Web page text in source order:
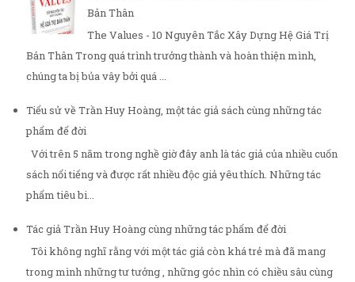
Bản Thân
The Values - 10 Nguyên Tắc Xây Dựng Hệ Giá Trị
Bản Thân Trong quá trình trưởng thành và hoàn thiện mình,
chúng ta bị bủa vây bởi quá ...
Tiểu sử về Trần Huy Hoàng, một tác giả sách cùng những tác
phẩm để đời
Với trên 5 năm trong nghề giờ đây anh là tác giả của nhiều cuốn
sách nổi tiếng và được rất nhiều độc giả yêu thích. Những tác
phẩm tiêu bi...
Tác giả Trần Huy Hoàng cùng những tác phẩm để đời
Tôi không nghĩ rằng với một tác giả còn khá trẻ mà đã mang
trong mình những tư tưởng , những góc nhìn có chiều sâu cùng